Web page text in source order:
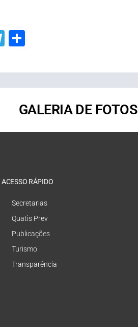
Telegram
GALERIA DE FOTOS
ACESSO RÁPIDO
Secretarias
Quatis Prev
Publicações
Turismo
Transparência